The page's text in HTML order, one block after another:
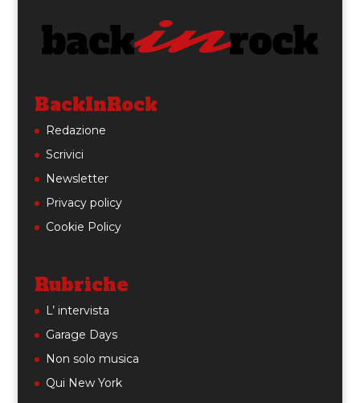
BackInRock
Redazione
Scrivici
Newsletter
Privacy policy
Cookie Policy
Rubriche
L’ intervista
Garage Days
Non solo musica
Qui New York